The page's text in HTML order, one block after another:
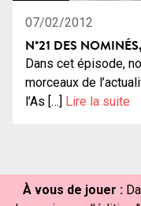
07/02/2012
N°21 DES
Dans cet épisode,
morceaux de
l’As […] Lire la suite
À vous de jouer :